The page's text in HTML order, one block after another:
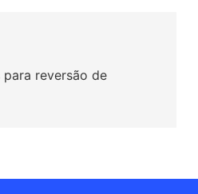
para reversão de